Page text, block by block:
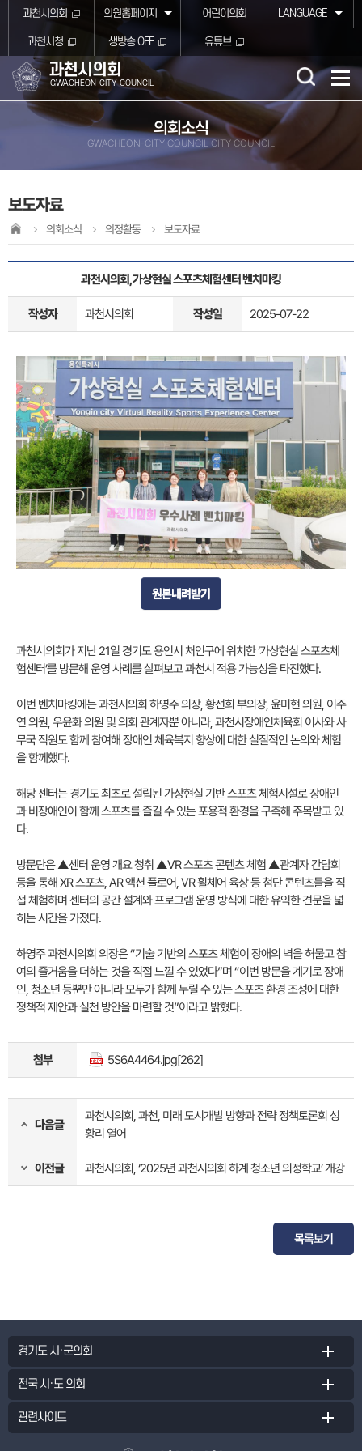
본문바로가기
과천시의회 의원홈페이지 어린이의회 LANGUAGE
과천시청 생방송 OFF 유튜브
과천시의회
GWACHEON-CITY COUNCIL
의회소식
GWACHEON-CITY COUNCIL CITY COUNCIL
보도자료
의회소식 의정활동 보도자료
과천시의회, 가상현실 스포츠체험센터 벤치마킹
작성자 과천시의회 작성일 2025-07-22
원본내려받기
과천시의회가 지난 21일 경기도 용인시 처인구에 위치한 ‘가상현실 스포츠체
험센터’를 방문해 운영 사례를 살펴보고 과천시 적용 가능성을 타진했다.
이번 벤치마킹에는 과천시의회 하영주 의장, 황선희 부의장, 윤미현 의원, 이주
연 의원, 우윤화 의원 및 의회 관계자뿐 아니라, 과천시장애인체육회 이사와 사
무국 직원도 함께 참여해 장애인 체육복지 향상에 대한 실질적인 논의와 체험
을 함께했다.
해당 센터는 경기도 최초로 설립된 가상현실 기반 스포츠 체험시설로 장애인
과 비장애인이 함께 스포츠를 즐길 수 있는 포용적 환경을 구축해 주목받고 있
다.
방문단은 ▲센터 운영 개요 청취 ▲VR 스포츠 콘텐츠 체험 ▲관계자 간담회
등을 통해 XR 스포츠, AR 액션 플로어, VR 휠체어 육상 등 첨단 콘텐츠들을 직
접 체험하며 센터의 공간 설계와 프로그램 운영 방식에 대한 유익한 견문을 넓
히는 시간을 가졌다.
하영주 과천시의회 의장은 “기술 기반의 스포츠 체험이 장애의 벽을 허물고 참
여의 즐거움을 더하는 것을 직접 느낄 수 있었다”며 “이번 방문을 계기로 장애
인, 청소년 등뿐만 아니라 모두가 함께 누릴 수 있는 스포츠 환경 조성에 대한
정책적 제안과 실천 방안을 마련할 것”이라고 밝혔다.
첨부 5S6A4464.jpg[262]
다음글
과천시의회, 과천, 미래 도시개발 방향과 전략 정책토론회 성
황리 열어
이전글 과천시의회, ‘2025년 과천시의회 하계 청소년 의정학교’ 개강
목록보기
경기도 시·군의회
전국 시·도 의회
관련사이트